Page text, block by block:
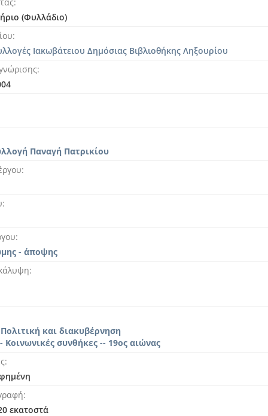
(Φυλλάδιο)
Ιακωβάτειου Δημόσιας Βιβλιοθήκης Ληξουρίου
Παναγή Πατρικίου
- άποψης
και διακυβέρνηση
Κοινωνικές συνθήκες -- 19ος αιώνας
εκατοστά